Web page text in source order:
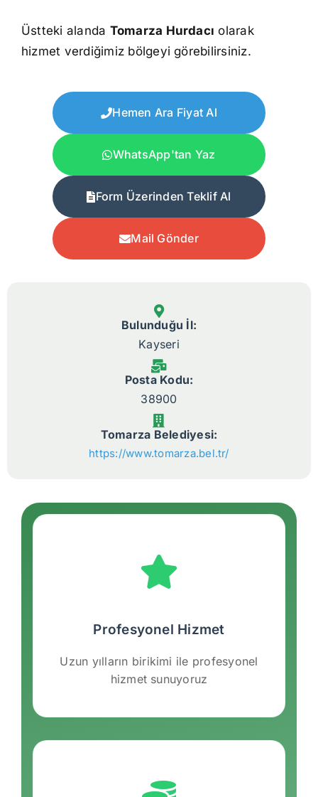
Üstteki alanda Tomarza Hurdacı olarak
hizmet verdiğimiz bölgeyi görebilirsiniz.
Hemen Ara Fiyat Al
WhatsApp'tan Yaz
Form Üzerinden Teklif Al
Mail Gönder
Bulunduğu İl:
Kayseri
Posta Kodu:
38900
Tomarza Belediyesi:
https://www.tomarza.bel.tr/
Profesyonel Hizmet
Uzun yılların birikimi ile profesyonel
hizmet sunuyoruz